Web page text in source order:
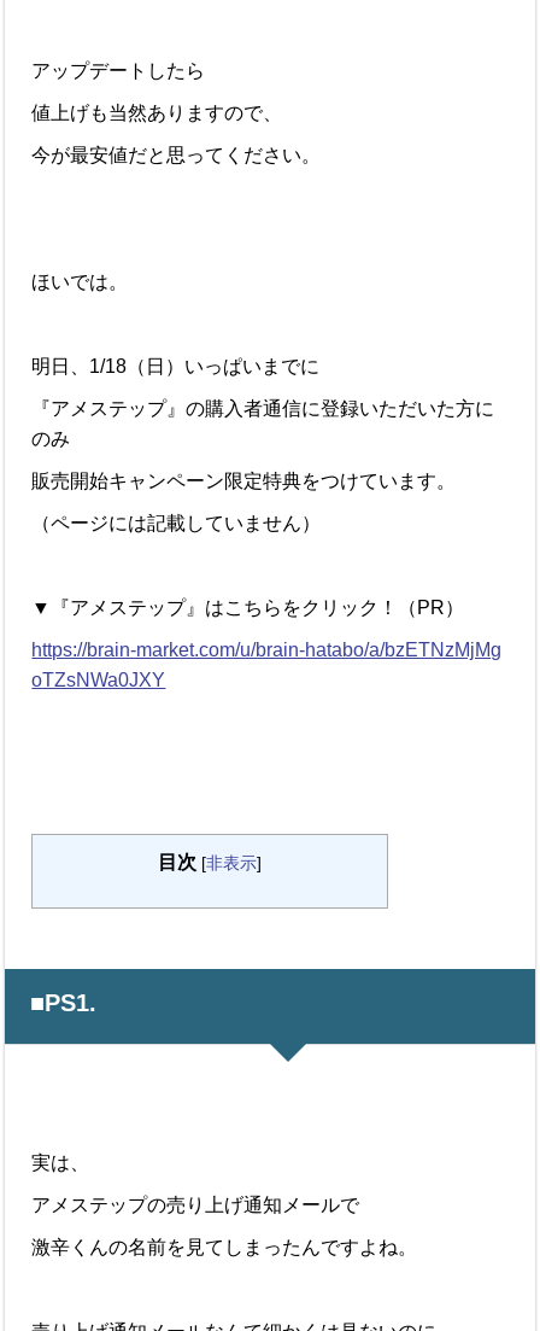
アップデートしたら
値上げも当然ありますので、
今が最安値だと思ってください。
ほいでは。
明日、1/18（日）いっぱいまでに
『アメステップ』の購入者通信に登録いただいた方に
のみ
販売開始キャンペーン限定特典をつけています。
（ページには記載していません）
▼『アメステップ』はこちらをクリック！（PR）
https://brain-market.com/u/brain-hatabo/a/bzETNzMjMg
oTZsNWa0JXY
目次 [非表示]
■PS1.
実は、
アメステップの売り上げ通知メールで
激辛くんの名前を見てしまったんですよね。